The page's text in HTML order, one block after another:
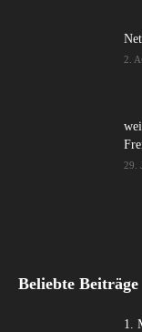
2.
29.
Beliebte Beiträge
1.